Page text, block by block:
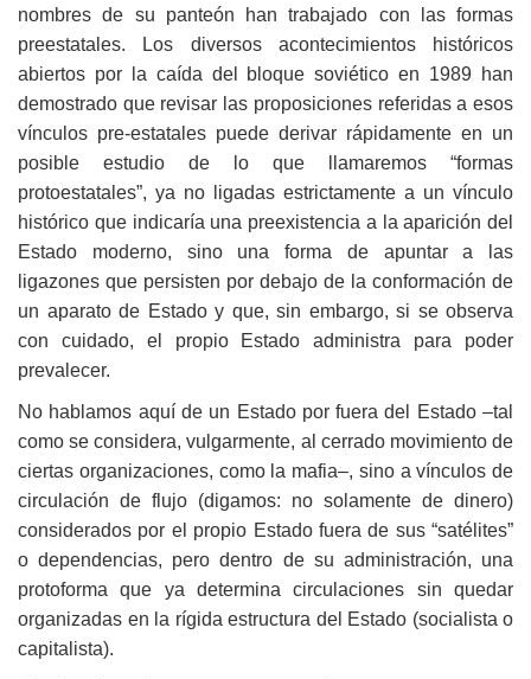
nombres de su panteón han trabajado con las formas
preestatales. Los diversos acontecimientos históricos
abiertos por la caída del bloque soviético en 1989 han
demostrado que revisar las proposiciones referidas a esos
vínculos pre-estatales puede derivar rápidamente en un
posible estudio de lo que llamaremos “formas
protoestatales”, ya no ligadas estrictamente a un vínculo
histórico que indicaría una preexistencia a la aparición del
Estado moderno, sino una forma de apuntar a las
ligazones que persisten por debajo de la conformación de
un aparato de Estado y que, sin embargo, si se observa
con cuidado, el propio Estado administra para poder
prevalecer.
No hablamos aquí de un Estado por fuera del Estado –tal
como se considera, vulgarmente, al cerrado movimiento de
ciertas organizaciones, como la mafia–, sino a vínculos de
circulación de flujo (digamos: no solamente de dinero)
considerados por el propio Estado fuera de sus “satélites”
o dependencias, pero dentro de su administración, una
protoforma que ya determina circulaciones sin quedar
organizadas en la rígida estructura del Estado (socialista o
capitalista).